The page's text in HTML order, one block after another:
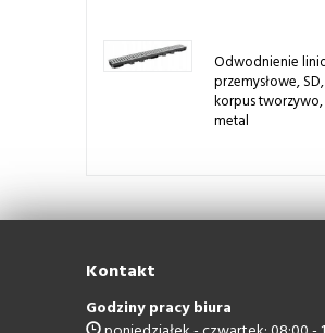
Odwodnienie
przemysłowe, SD,
korpus tworzywo,
metal
Kontakt
Godziny pracy biura